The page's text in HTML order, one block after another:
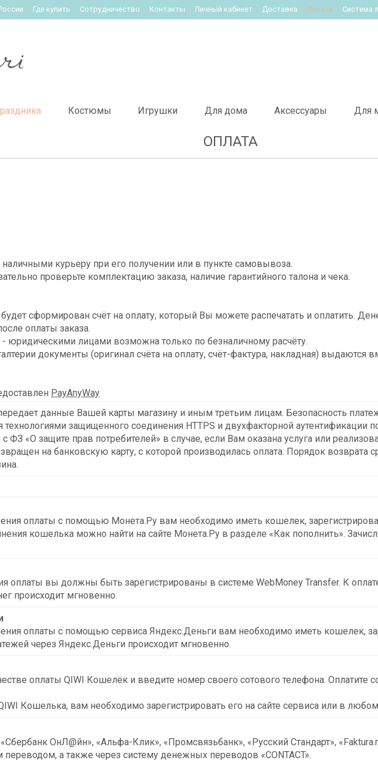
Где купить Сотрудничество Контакты Личный кабинет Доставка Оплата Система
Костюмы Игрушки Для дома Аксессуары Для
ОПЛАТА
курьеру при его получении или в пункте самовывоза.
проверьте комплектацию заказа, наличие гарантийного талона и чека.
сформирован счёт на оплату, который Вы можете распечатать и оплатить.
оплаты заказа.
- юридическими лицами возможна только по безналичному расчёту.
документы (оригинал счёта на оплату, счёт-фактура, накладная) выдаются
PayAnyWay
данные Вашей карты магазину и иным третьим лицам. Безопасность
технологиями защищенного соединения HTTPS и двухфакторной аутентификации
с ФЗ «О защите прав потребителей» в случае, если Вам оказана услуга или
на банковскую карту, с которой производилась оплата. Порядок возврата
оплаты с помощью Монета.Ру вам необходимо иметь кошелек,
кошелька можно найти на сайте Монета.Ру в разделе «Как пополнить».
оплаты вы должны быть зарегистрированы в системе WebMoney Transfer. К
происходит мгновенно.
оплаты с помощью сервиса Яндекс.Деньги вам необходимо иметь кошелек,
через Яндекс.Деньги происходит мгновенно.
оплаты QIWI Кошелёк и введите номер своего сотового телефона. Оплатите
Кошелька, вам необходимо зарегистрировать его на сайте сервиса или в
ОнЛ@йн», «Альфа-Клик», «Промсвязьбанк», «Русский Стандарт»,
а также через систему денежных переводов «CONTACT».